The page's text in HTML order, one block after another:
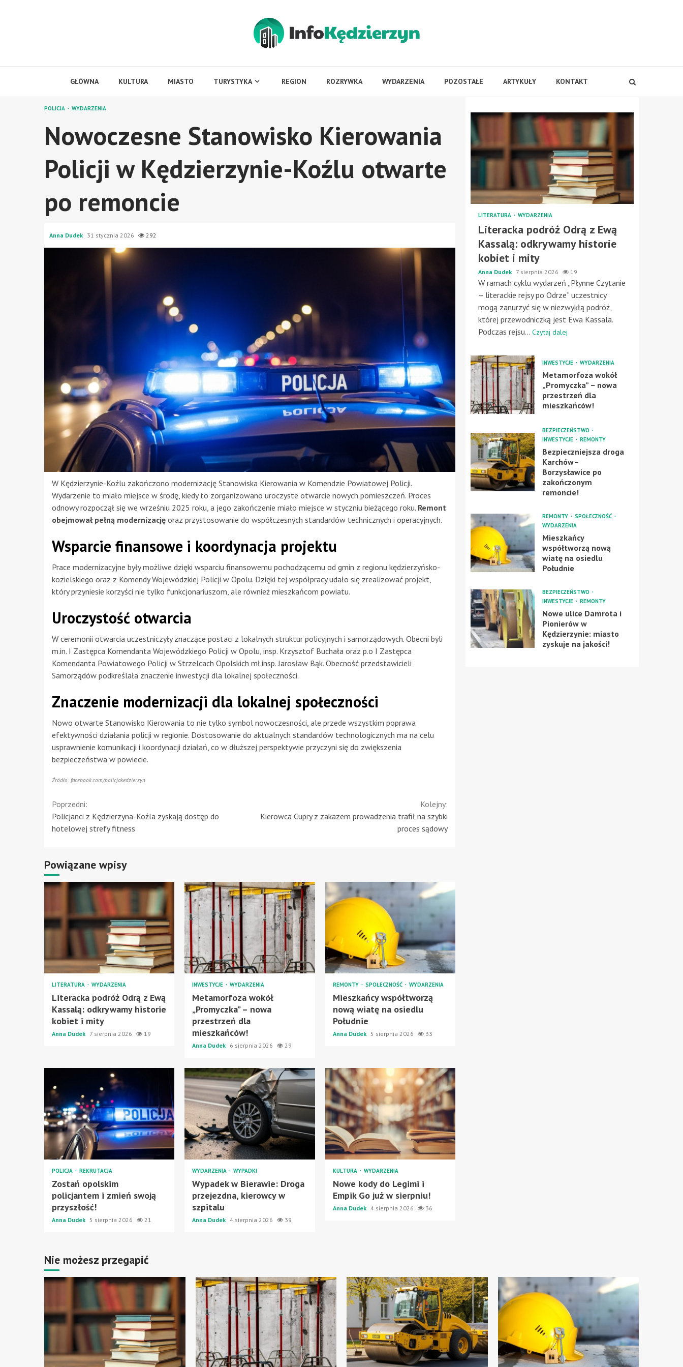
GŁÓWNA KULTURA MIASTO TURYSTYKA REGION ROZRYWKA WYDARZENIA POZOSTAŁE ARTYKUŁY KONTAKT
POLICJA WYDARZENIA
Nowoczesne Stanowisko Kierowania
Policji w Kędzierzynie-Koźlu otwarte
po remoncie
Anna Dudek 31 stycznia 2026 292
W Kędzierzynie-Koźlu zakończono modernizację Stanowiska Kierowania w Komendzie Powiatowej Policji.
Wydarzenie to miało miejsce w środę, kiedy to zorganizowano uroczyste otwarcie nowych pomieszczeń. Proces
odnowy rozpoczął się we wrześniu 2025 roku, a jego zakończenie miało miejsce w styczniu bieżącego roku. Remont
obejmował pełną modernizację oraz przystosowanie do współczesnych standardów technicznych i operacyjnych.
Wsparcie finansowe i koordynacja projektu
Prace modernizacyjne były możliwe dzięki wsparciu finansowemu pochodzącemu od gmin z regionu kędzierzyńsko-
kozielskiego oraz z Komendy Wojewódzkiej Policji w Opolu. Dzięki tej współpracy udało się zrealizować projekt,
który przyniesie korzyści nie tylko funkcjonariuszom, ale również mieszkańcom powiatu.
Uroczystość otwarcia
W ceremonii otwarcia uczestniczyły znaczące postaci z lokalnych struktur policyjnych i samorządowych. Obecni byli
m.in. I Zastępca Komendanta Wojewódzkiego Policji w Opolu, insp. Krzysztof Buchała oraz p.o I Zastępca
Komendanta Powiatowego Policji w Strzelcach Opolskich mł.insp. Jarosław Bąk. Obecność przedstawicieli
Samorządów podkreślała znaczenie inwestycji dla lokalnej społeczności.
Znaczenie modernizacji dla lokalnej społeczności
Nowo otwarte Stanowisko Kierowania to nie tylko symbol nowoczesności, ale przede wszystkim poprawa
efektywności działania policji w regionie. Dostosowanie do aktualnych standardów technologicznych ma na celu
usprawnienie komunikacji i koordynacji działań, co w dłuższej perspektywie przyczyni się do zwiększenia
bezpieczeństwa w powiecie.
Źródło: facebook.com/policjakedzierzyn
Continue
Reading
Poprzedni:
Policjanci z Kędzierzyna-Koźla zyskają dostęp do
hotelowej strefy fitness
Kolejny:
Kierowca Cupry z zakazem prowadzenia trafił na szybki
proces sądowy
Powiązane wpisy
LITERATURA WYDARZENIA
Literacka podróż Odrą z Ewą
Kassalą: odkrywamy historie
kobiet i mity
Anna Dudek 7 sierpnia 2026 19
INWESTYCJE WYDARZENIA
Metamorfoza wokół
„Promyczka” – nowa
przestrzeń dla
mieszkańców!
Anna Dudek 6 sierpnia 2026 29
REMONTY SPOŁECZNOŚĆ WYDARZENIA
Mieszkańcy współtworzą
nową wiatę na osiedlu
Południe
Anna Dudek 5 sierpnia 2026 33
POLICJA REKRUTACJA
Zostań opolskim
policjantem i zmień swoją
przyszłość!
Anna Dudek 5 sierpnia 2026 21
WYDARZENIA WYPADKI
Wypadek w Bierawie: Droga
przejezdna, kierowcy w
szpitalu
Anna Dudek 4 sierpnia 2026 39
KULTURA WYDARZENIA
Nowe kody do Legimi i
Empik Go już w sierpniu!
Anna Dudek 4 sierpnia 2026 36
LITERATURA WYDARZENIA
Literacka podróż Odrą z Ewą
Kassalą: odkrywamy historie
kobiet i mity
Anna Dudek 7 sierpnia 2026 19
W ramach cyklu wydarzeń „Płynne Czytanie
– literackie rejsy po Odrze” uczestnicy
mogą zanurzyć się w niezwykłą podróż,
której przewodniczką jest Ewa Kassala.
Podczas rejsu... Czytaj dalej
INWESTYCJE WYDARZENIA
Metamorfoza wokół
„Promyczka” – nowa
przestrzeń dla
mieszkańców!
BEZPIECZEŃSTWO
INWESTYCJE
REMONTY
Bezpieczniejsza droga
Karchów–
Borzysławice po
zakończonym
remoncie!
REMONTY
SPOŁECZNOŚĆ
WYDARZENIA
Mieszkańcy
współtworzą nową
wiatę na osiedlu
Południe
BEZPIECZEŃSTWO
INWESTYCJE
REMONTY
Nowe ulice Damrota i
Pionierów w
Kędzierzynie: miasto
zyskuje na jakości!
Nie możesz przegapić